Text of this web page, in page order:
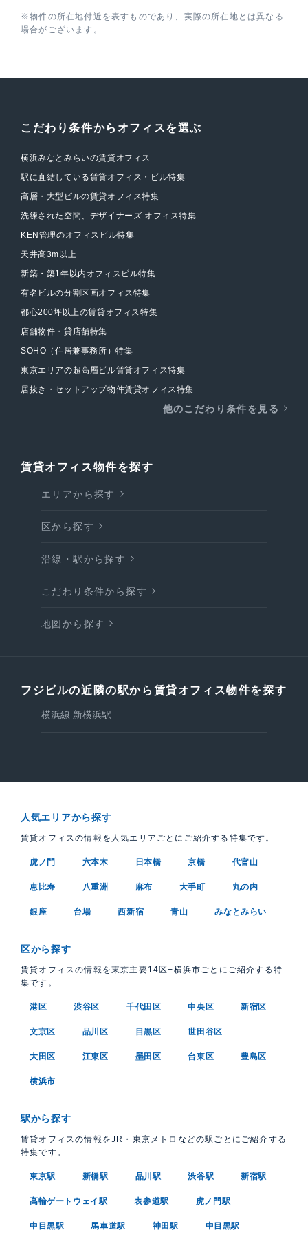
※物件の所在地付近を表すものであり、実際の所在地とは異なる
場合がございます。
こだわり条件からオフィスを選ぶ
横浜みなとみらいの賃貸オフィス
駅に直結している賃貸オフィス・ビル特集
高層・大型ビルの賃貸オフィス特集
洗練された空間、デザイナーズ オフィス特集
KEN管理のオフィスビル特集
天井高3m以上
新築・築1年以内オフィスビル特集
有名ビルの分割区画オフィス特集
都心200坪以上の賃貸オフィス特集
店舗物件・貸店舗特集
SOHO（住居兼事務所）特集
東京エリアの超高層ビル賃貸オフィス特集
居抜き・セットアップ物件賃貸オフィス特集
他のこだわり条件を見る
賃貸オフィス物件を探す
エリアから探す
区から探す
沿線・駅から探す
こだわり条件から探す
地図から探す
フジビルの近隣の駅から賃貸オフィス物件を探す
横浜線 新横浜駅
人気エリアから探す
賃貸オフィスの情報を人気エリアごとにご紹介する特集です。
虎ノ門 六本木 日本橋 京橋 代官山
恵比寿 八重洲 麻布 大手町 丸の内
銀座 台場 西新宿 青山 みなとみらい
区から探す
賃貸オフィスの情報を東京主要14区+横浜市ごとにご紹介する特
集です。
港区 渋谷区 千代田区 中央区 新宿区
文京区 品川区 目黒区 世田谷区
大田区 江東区 墨田区 台東区 豊島区
横浜市
駅から探す
賃貸オフィスの情報をJR・東京メトロなどの駅ごとにご紹介する
特集です。
東京駅 新橋駅 品川駅 渋谷駅 新宿駅
高輪ゲートウェイ駅 表参道駅 虎ノ門駅
中目黒駅 馬車道駅 神田駅 中目黒駅